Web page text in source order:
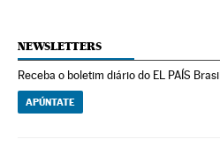
NEWSLETTERS
Receba o boletim diário do EL PAÍS Brasil
APÚNTATE